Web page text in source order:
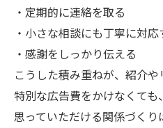
・定期的に連絡を取る
・小さな相談にも丁寧に対応
・感謝をしっかり伝える
こうした積み重ねが、紹介や
特別な広告費をかけなくても、
思っていただける関係づく